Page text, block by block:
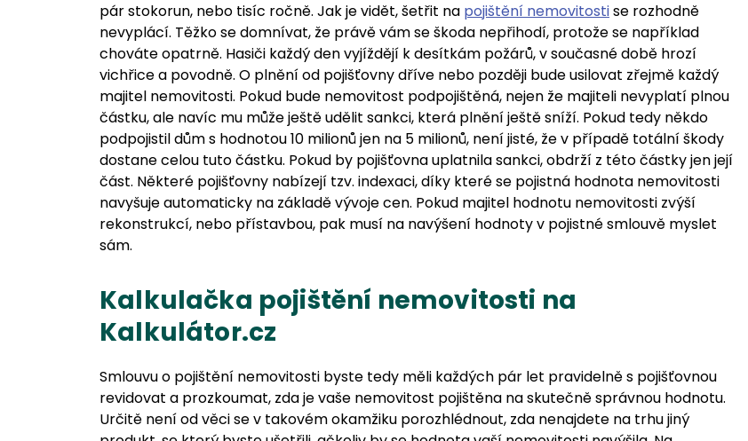
pár stokorun, nebo tisíc ročně. Jak je vidět, šetřit na pojištění nemovitostise rozhodně
nevyplácí. Těžko se domnívat, že právě vám se škoda nepřihodí, protože se například
chováte opatrně. Hasiči každý den vyjíždějí k desítkám požárů, v současné době hrozí
vichřice a povodně. O plnění od pojišťovny dříve nebo později bude usilovat zřejmě každý
majitel nemovitosti. Pokud bude nemovitost podpojištěná, nejen že majiteli nevyplatí plnou
částku, ale navíc mu může ještě udělit sankci, která plnění ještě sníží. Pokud tedy někdo
podpojistil dům s hodnotou 10 milionů jen na 5 milionů, není jisté, že v případě totální škody
dostane celou tuto částku. Pokud by pojišťovna uplatnila sankci, obdrží z této částky jen její
část. Některé pojišťovny nabízejí tzv. indexaci, díky které se pojistná hodnota nemovitosti
navyšuje automaticky na základě vývoje cen. Pokud majitel hodnotu nemovitosti zvýší
rekonstrukcí, nebo přístavbou, pak musí na navýšení hodnoty v pojistné smlouvě myslet
sám.
Kalkulačka pojištění nemovitosti na
Kalkulátor.cz
Smlouvu o pojištění nemovitosti byste tedy měli každých pár let pravidelně s pojišťovnou
revidovat a prozkoumat, zda je vaše nemovitost pojištěna na skutečně správnou hodnotu.
Určitě není od věci se v takovém okamžiku porozhlédnout, zda nenajdete na trhu jiný